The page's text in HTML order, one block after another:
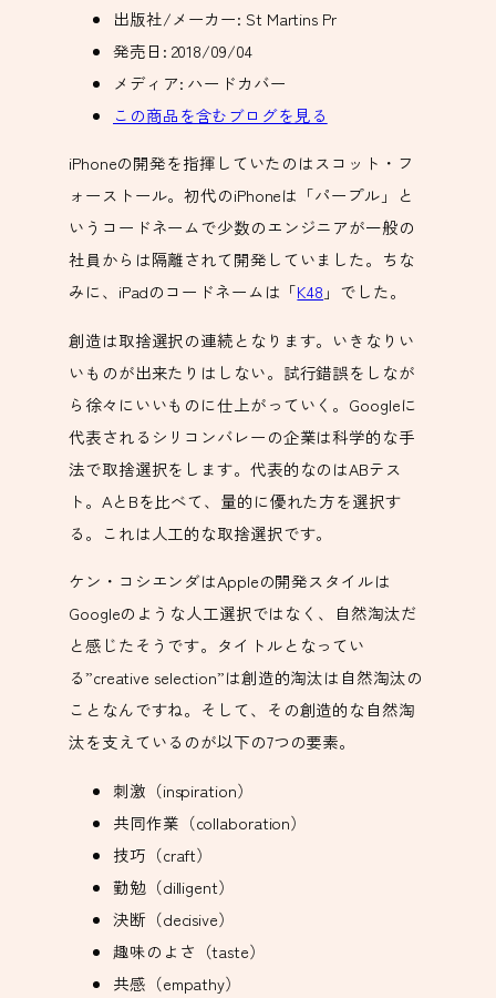
出版社/メーカー: St Martins Pr
発売日: 2018/09/04
メディア: ハードカバー
この商品を含むブログを見る
iPhoneの開発を指揮していたのはスコット・フ
ォーストール。初代のiPhoneは「パープル」と
いうコードネームで少数のエンジニアが一般の
社員からは隔離されて開発していました。ちな
みに、iPadのコードネームは「K48 」でした。
創造は取捨選択の連続となります。いきなりい
いものが出来たりはしない。試行錯誤をしなが
ら徐々にいいものに仕上がっていく。Googleに
代表されるシリコンバレーの企業は科学的な手
法で取捨選択をします。代表的なのはABテス
ト。AとBを比べて、量的に優れた方を選択す
る。これは人工的な取捨選択です。
ケン・コシエンダはAppleの開発スタイルは
Googleのような人工選択ではなく、自然淘汰だ
と感じたそうです。タイトルとなってい
る”creative selection”は創造的淘汰は自然淘汰の
ことなんですね。そして、その創造的な自然淘
汰を支えているのが以下の7つの要素。
刺激（inspiration）
共同作業（collaboration）
技巧（craft）
勤勉（dilligent）
決断（decisive）
趣味のよさ（taste）
共感（empathy）